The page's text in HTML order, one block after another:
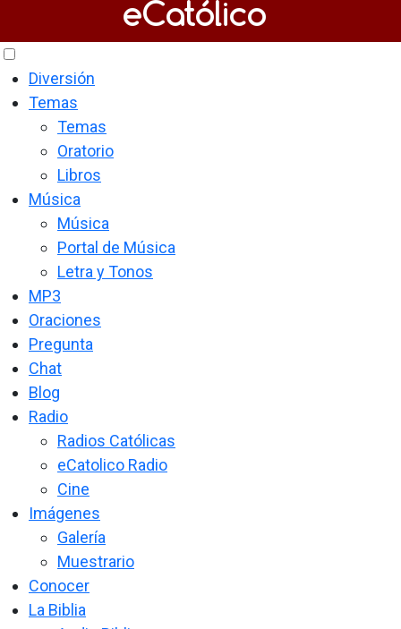
Diversión
Temas
Temas
Oratorio
Libros
Música
Música
Portal de Música
Letra y Tonos
MP3
Oraciones
Pregunta
Chat
Blog
Radio
Radios Católicas
eCatolico Radio
Cine
Imágenes
Galería
Muestrario
Conocer
La Biblia